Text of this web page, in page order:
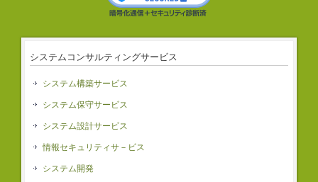
システムコンサルティングサービス
システム構築サービス
システム保守サービス
システム設計サービス
情報セキュリティサ－ビス
システム開発